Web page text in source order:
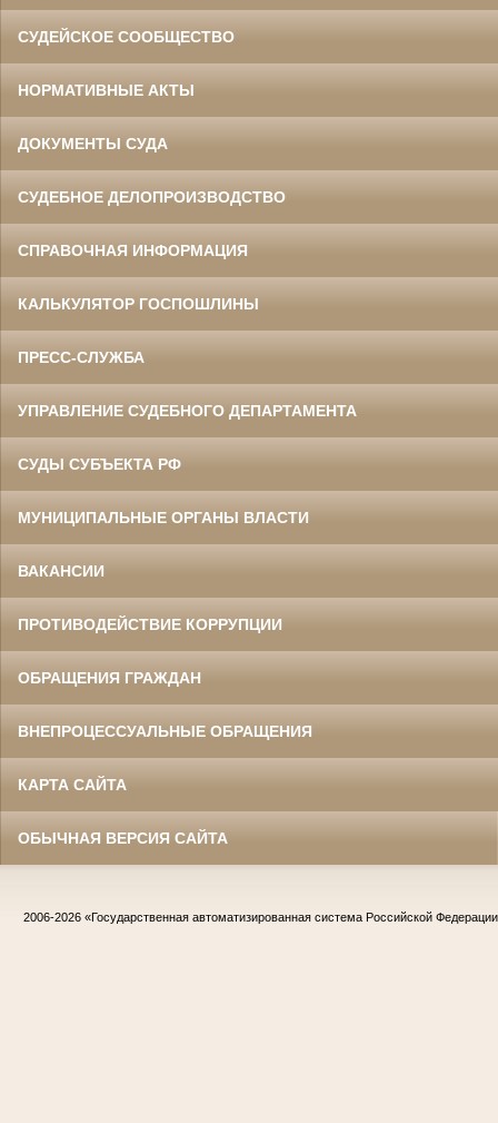
СУДЕЙСКОЕ СООБЩЕСТВО
НОРМАТИВНЫЕ АКТЫ
ДОКУМЕНТЫ СУДА
СУДЕБНОЕ ДЕЛОПРОИЗВОДСТВО
СПРАВОЧНАЯ ИНФОРМАЦИЯ
КАЛЬКУЛЯТОР ГОСПОШЛИНЫ
ПРЕСС-СЛУЖБА
УПРАВЛЕНИЕ СУДЕБНОГО ДЕПАРТАМЕНТА
СУДЫ СУБЪЕКТА РФ
МУНИЦИПАЛЬНЫЕ ОРГАНЫ ВЛАСТИ
ВАКАНСИИ
ПРОТИВОДЕЙСТВИЕ КОРРУПЦИИ
ОБРАЩЕНИЯ ГРАЖДАН
ВНЕПРОЦЕССУАЛЬНЫЕ ОБРАЩЕНИЯ
КАРТА САЙТА
ОБЫЧНАЯ ВЕРСИЯ САЙТА
2006-2026 «Государственная автоматизированная система Российской